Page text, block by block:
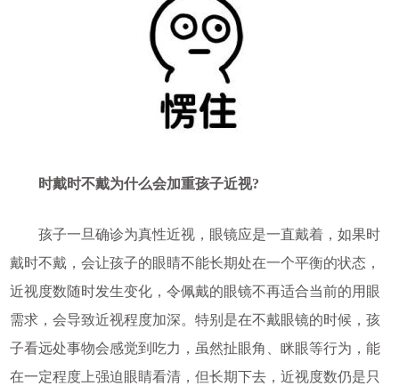
时戴时不戴为什么会加重孩子近视?
孩子一旦确诊为真性近视，眼镜应是一直戴着，如果时
戴时不戴，会让孩子的眼睛不能长期处在一个平衡的状态，
近视度数随时发生变化，令佩戴的眼镜不再适合当前的用眼
需求，会导致近视程度加深。特别是在不戴眼镜的时候，孩
子看远处事物会感觉到吃力，虽然扯眼角、眯眼等行为，能
在一定程度上强迫眼睛看清，但长期下去，近视度数仍是只